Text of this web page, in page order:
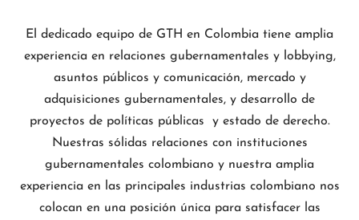
NOSOTROS
El dedicado equipo de GTH en Colombia tiene amplia
experiencia en relaciones gubernamentales y lobbying,
asuntos públicos y comunicación, mercado y
adquisiciones gubernamentales, y desarrollo de
proyectos de políticas públicas y estado de derecho.
Nuestras sólidas relaciones con instituciones
gubernamentales colombiano y nuestra amplia
experiencia en las principales industrias colombiano nos
colocan en una posición única para satisfacer las